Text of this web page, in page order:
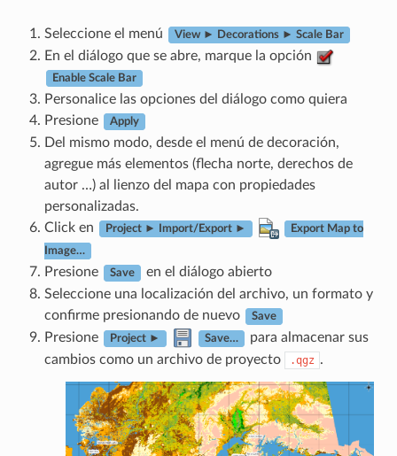
Seleccione el menú View ► Decorations ► Scale Bar
En el diálogo que se abre, marque la opción
Enable Scale Bar
Personalice las opciones del diálogo como quiera
Presione
Apply
Del mismo modo, desde el menú de decoración,
agregue más elementos (flecha norte, derechos de
autor …) al lienzo del mapa con propiedades
personalizadas.
Click en
Project ► Import/Export ► Export Map to
Image…
Presione Save
en el diálogo abierto
Seleccione una localización del archivo, un formato y
confirme presionando de nuevo
Save
Presione Project ► Save…
para almacenar sus
cambios como un archivo de proyecto
.qgz .